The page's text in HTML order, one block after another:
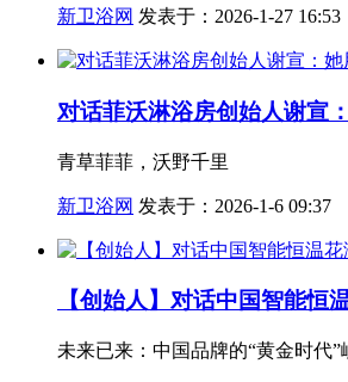
新卫浴网 发表于：2026-1-27 16:53
对话菲沃淋浴房创始人谢宣
青草菲菲，沃野千里
新卫浴网 发表于：2026-1-6 09:37
【创始人】对话中国智能恒
未来已来：中国品牌的“黄金时代”